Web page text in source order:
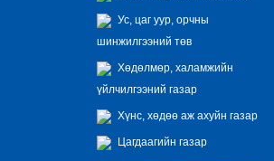
Ус, цаг уур, орчны
шинжилгээний төв
Хөдөлмөр, халамжийн
үйлчилгээний газар
Хүнс, хөдөө аж ахуйн газар
Цагдаагийн газар